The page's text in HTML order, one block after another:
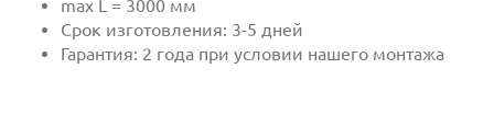
Отправить
max L = 3000 мм
Срок изготовления: 3-5 дней
Гарантия: 2 года при условии нашего монтажа